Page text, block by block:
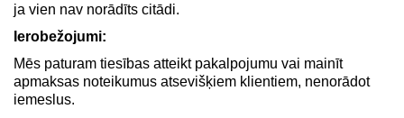
ja vien nav norādīts citādi.
Ierobežojumi:
Mēs paturam tiesības atteikt pakalpojumu vai mainīt
apmaksas noteikumus atsevišķiem klientiem, nenorādot
iemeslus.